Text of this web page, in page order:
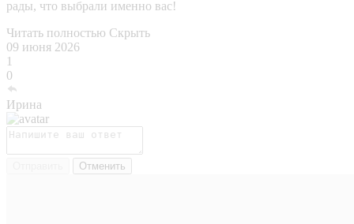
рады, что выбрали именно вас!
Читать полностью Скрыть
09 июня 2026
1
0
Ирина
Отменить